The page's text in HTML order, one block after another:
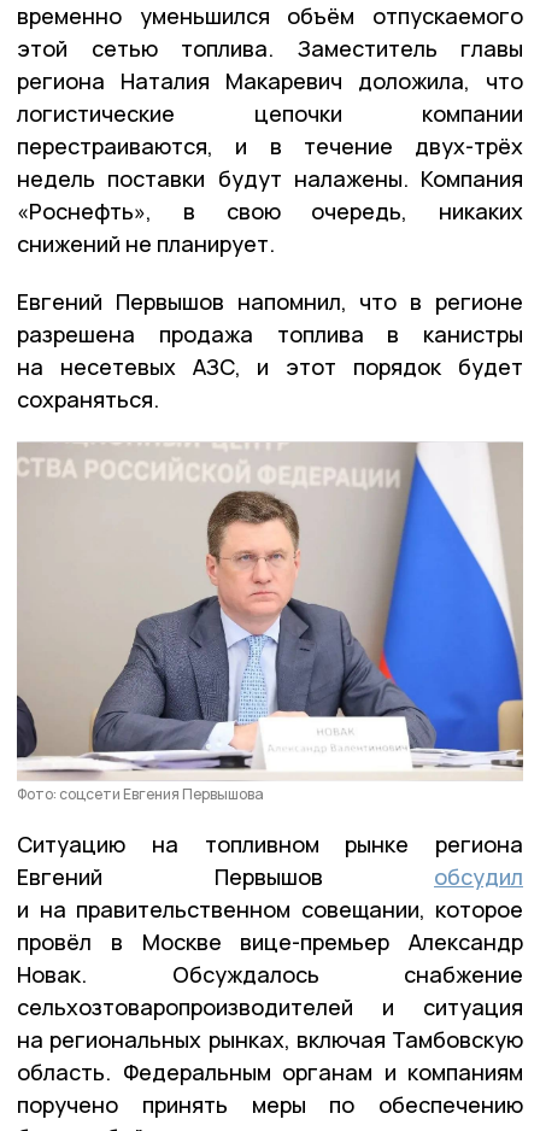
временно уменьшился объём отпускаемого
этой сетью топлива. Заместитель главы
региона Наталия Макаревич доложила, что
логистические цепочки компании
перестраиваются, и в течение двух-трёх
недель поставки будут налажены. Компания
«Роснефть», в свою очередь, никаких
снижений не планирует.
Евгений Первышов напомнил, что в регионе
разрешена продажа топлива в канистры
на несетевых АЗС, и этот порядок будет
сохраняться.
Фото: соцсети Евгения Первышова
Ситуацию на топливном рынке региона
Евгений Первышов обсудил
и на правительственном совещании, которое
провёл в Москве вице-премьер Александр
Новак. Обсуждалось снабжение
сельхозтоваропроизводителей и ситуация
на региональных рынках, включая Тамбовскую
область. Федеральным органам и компаниям
поручено принять меры по обеспечению